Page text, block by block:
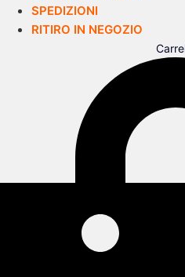
SPEDIZIONI
RITIRO IN NEGOZIO